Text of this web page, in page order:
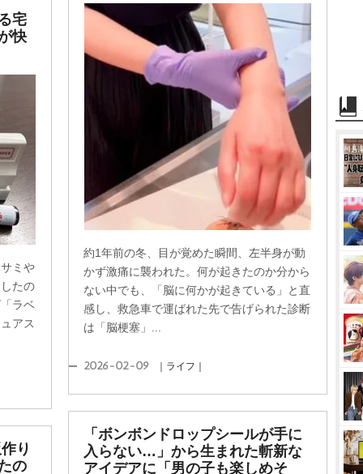
約1年前の冬、目が覚めた瞬間、左半身が動
かず激痛に襲われた。何が起きたのか分から
ない中でも、「脳に何かが起きている」と直
感し、救急車で運ばれた先で告げられた診断
は「脳梗塞」...
2026-02-09 ｜ライフ｜
宅
快
サミ
たの
ラベ
アス
「ボンボンドロップシールが手に
入らない…」から生まれた斬新な
アイデアに「男の子も楽しめそ
り
の